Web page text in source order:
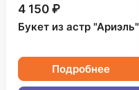
4 150 ₽
Букет из астр "Ариэль"
Подробнее